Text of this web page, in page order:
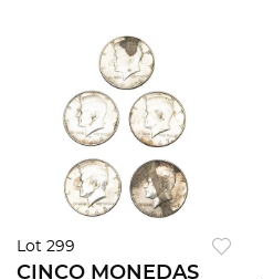
Lot 299
CINCO MONEDAS